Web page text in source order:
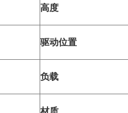
高度
驱动位置
负载
材质